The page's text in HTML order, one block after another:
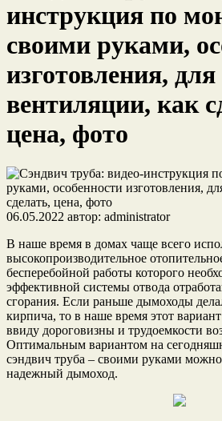
инструкция по
своими руками,
изготовления, для
вентиляции, как
цена, фото
06.05.2022 автор: administrator
В наше время в домах чаще всего
высокопроизводительное
бесперебойной работы которого
эффективной системы отвода
сгорания. Если раньше дымоходы
кирпича, то в наше время этот
ввиду дороговизны и трудоемкости
Оптимальным вариантом на
сэндвич труба – своими руками можно
надежный дымоход.